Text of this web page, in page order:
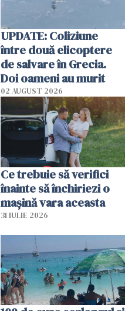
UPDATE: Coliziune
între două elicoptere
de salvare în Grecia.
Doi oameni au murit
02 AUGUST 2026
Ce trebuie să verifici
înainte să închiriezi o
mașină vara aceasta
31 IULIE 2026